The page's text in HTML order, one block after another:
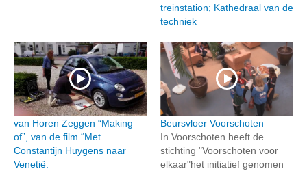
treinstation; Kathedraal van de
techniek
van Horen Zeggen “Making
of”, van de film “Met
Constantijn Huygens naar
Venetië.
Beursvloer Voorschoten
In Voorschoten heeft de
stichting "Voorschoten voor
elkaar"het initiatief genomen